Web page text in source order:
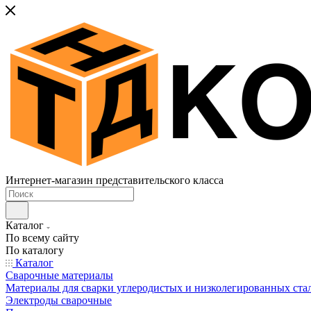
Интернет-магазин представительского класса
Каталог
По всему сайту
По каталогу
Каталог
Сварочные материалы
Материалы для сварки углеродистых и низколегированных
Электроды сварочные